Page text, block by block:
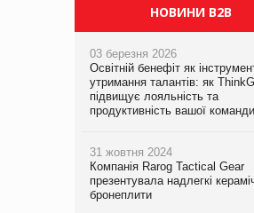
НОВИНИ B2B
03 березня 2026
Освітній бенефіт як
утримання талантів: як
підвищує лояльність та
продуктивність вашої команди
31 жовтня 2024
Компанія Rarog Tactical Gear
презентувала надлегкі
бронеплити